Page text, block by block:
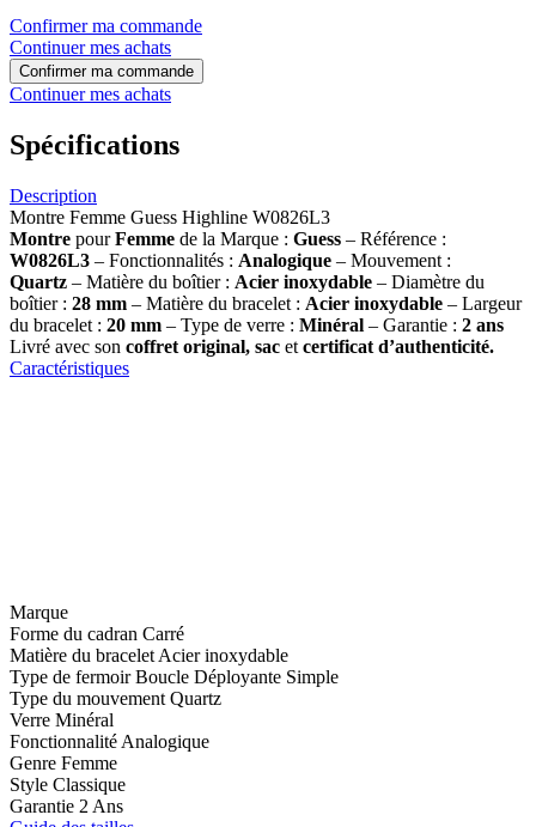
Confirmer ma commande
Continuer mes achats
Confirmer ma commande
Continuer mes achats
Spécifications
Description
Montre Femme Guess Highline W0826L3
Montre pourFemme de la Marque : Guess – Référence :
W0826L3 – Fonctionnalités : Analogique – Mouvement :
Quartz – Matière du boîtier : Acier inoxydable – Diamètre du
boîtier : 28 mm – Matière du bracelet : Acier inoxydable – Largeur
du bracelet : 20 mm – Type de verre : Minéral – Garantie : 2 ans
Livré avec son coffret original, sac et certificat d’authenticité.
Caractéristiques
Marque
Forme du cadran Carré
Matière du bracelet Acier inoxydable
Type de fermoir Boucle Déployante Simple
Type du mouvement Quartz
Verre Minéral
Fonctionnalité Analogique
Genre Femme
Style Classique
Garantie 2 Ans